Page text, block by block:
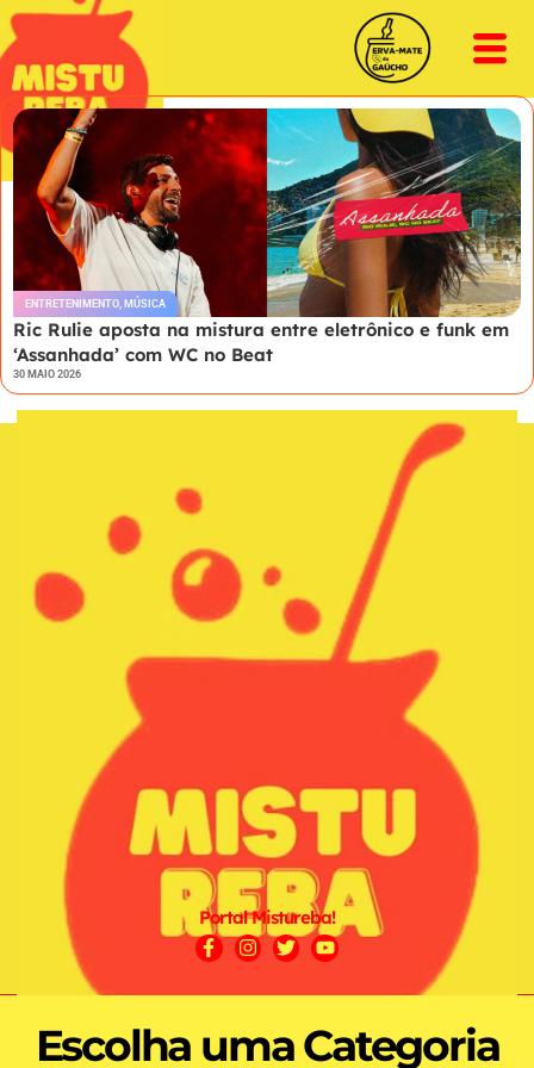
ENTRETENIMENTO, MÚSICA
Ric Rulie aposta na mistura entre eletrônico e funk em
‘Assanhada’ com WC no Beat
30 MAIO 2026
Portal Mistureba!
Escolha uma Categoria